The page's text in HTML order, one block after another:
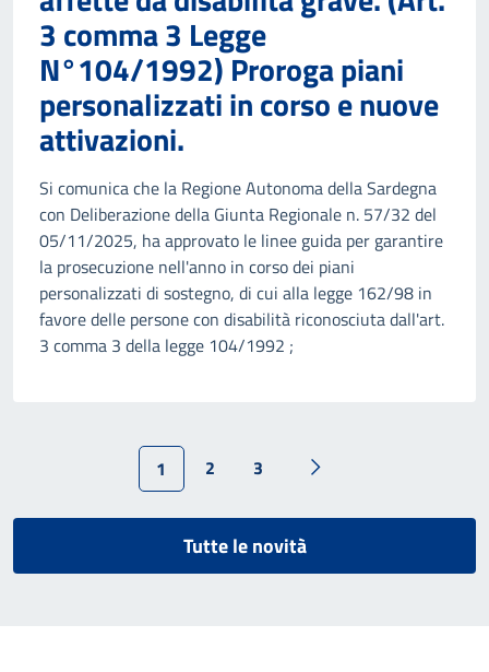
3 comma 3 Legge
N°104/1992) Proroga piani
personalizzati in corso e nuove
attivazioni.
Si comunica che la Regione Autonoma della Sardegna
con Deliberazione della Giunta Regionale n. 57/32 del
05/11/2025, ha approvato le linee guida per garantire
la prosecuzione nell'anno in corso dei piani
personalizzati di sostegno, di cui alla legge 162/98 in
favore delle persone con disabilità riconosciuta dall'art.
3 comma 3 della legge 104/1992 ;
1 2 3
Tutte le novità